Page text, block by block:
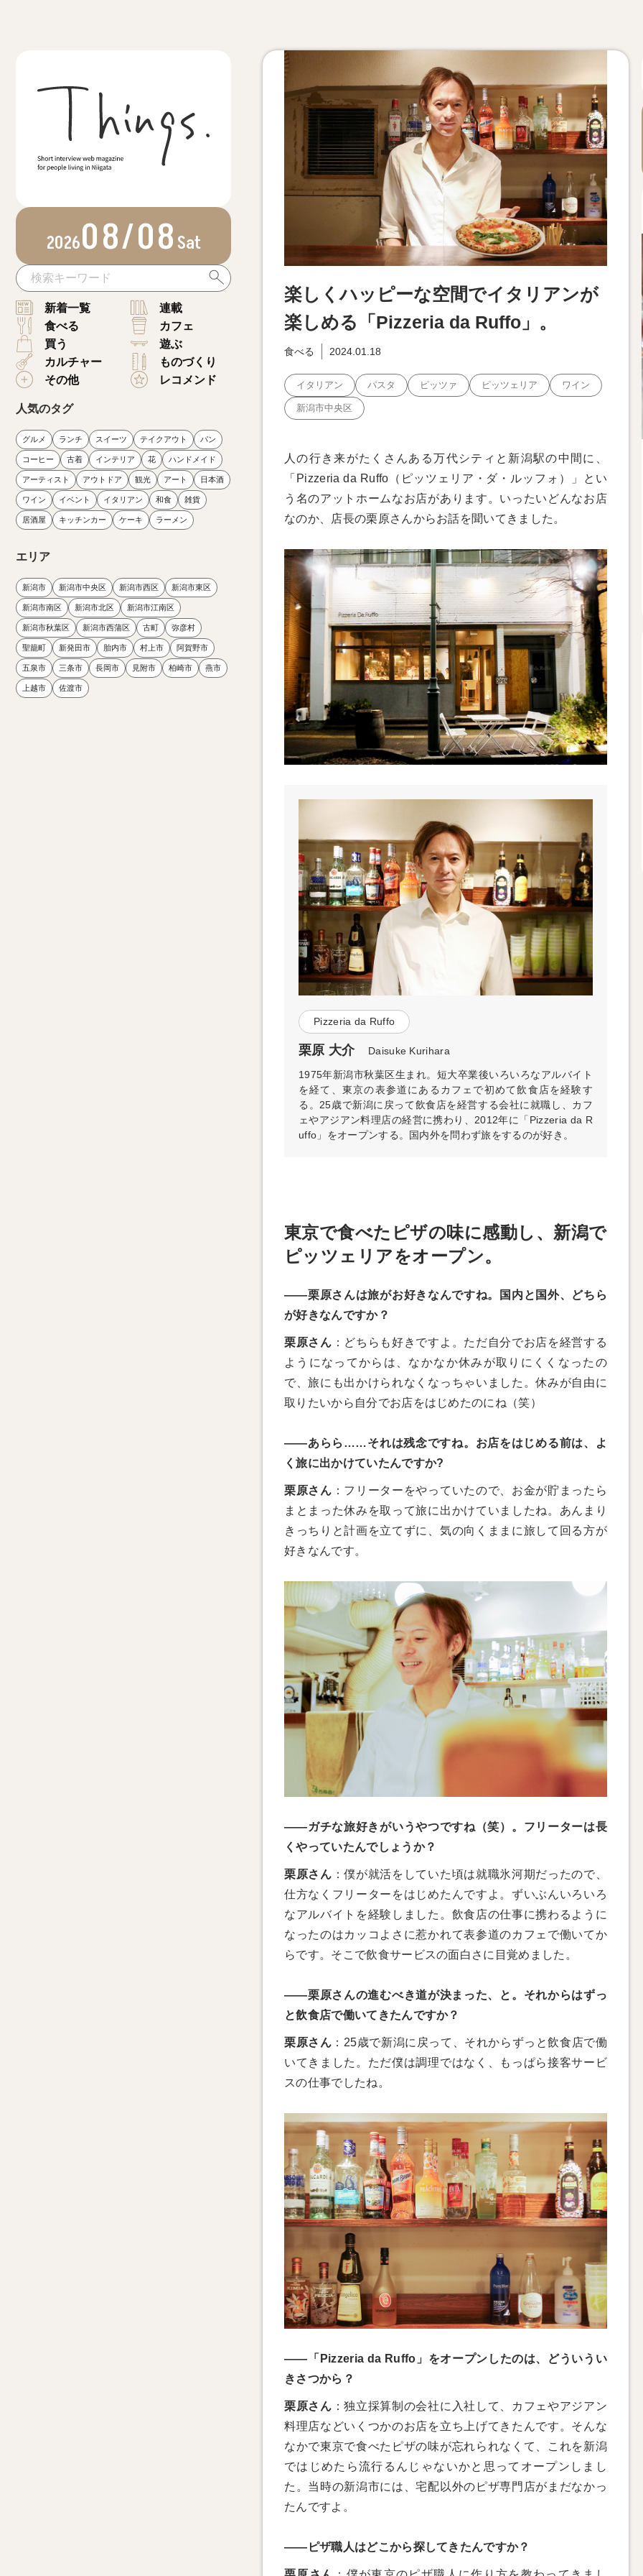
202608/08Sat
新着一覧
連載
食べる
カフェ
買う
遊ぶ
カルチャー
ものづくり
その他
レコメンド
人気のタグ
グルメ ランチ スイーツ テイクアウト パン
コーヒー 古着 インテリア 花 ハンドメイド
アーティスト アウトドア 観光 アート 日本酒
ワイン イベント イタリアン 和食 雑貨
居酒屋 キッチンカー ケーキ ラーメン
エリア
新潟市 新潟市中央区 新潟市西区 新潟市東区
新潟市南区 新潟市北区 新潟市江南区
新潟市秋葉区 新潟市西蒲区 古町 弥彦村
聖籠町 新発田市 胎内市 村上市 阿賀野市
五泉市 三条市 長岡市 見附市 柏崎市 燕市
上越市 佐渡市
楽しくハッピーな空間でイタリアンが
楽しめる「Pizzeria da Ruffo」。
食べる 2024.01.18
イタリアン パスタ ピッツァ ピッツェリア ワイン
新潟市中央区
人の行き来がたくさんある万代シティと新潟駅の中間に、
「Pizzeria da Ruffo（ピッツェリア・ダ・ルッフォ）」とい
う名のアットホームなお店があります。いったいどんなお店
なのか、店長の栗原さんからお話を聞いてきました。
Pizzeria da Ruffo
栗原 大介 Daisuke Kurihara
1975年新潟市秋葉区生まれ。短大卒業後いろいろなアルバイト
を経て、東京の表参道にあるカフェで初めて飲食店を経験す
る。25歳で新潟に戻って飲食店を経営する会社に就職し、カフ
ェやアジアン料理店の経営に携わり、2012年に「Pizzeria da R
uffo」をオープンする。国内外を問わず旅をするのが好き。
東京で食べたピザの味に感動し、新潟で
ピッツェリアをオープン。
——栗原さんは旅がお好きなんですね。国内と国外、どちら
が好きなんですか？
栗原さん ：どちらも好きですよ。ただ自分でお店を経営する
ようになってからは、なかなか休みが取りにくくなったの
で、旅にも出かけられなくなっちゃいました。休みが自由に
取りたいから自分でお店をはじめたのにね（笑）
——あらら……それは残念ですね。お店をはじめる前は、よ
く旅に出かけていたんですか?
栗原さん ：フリーターをやっていたので、お金が貯まったら
まとまった休みを取って旅に出かけていましたね。あんまり
きっちりと計画を立てずに、気の向くままに旅して回る方が
好きなんです。
——ガチな旅好きがいうやつですね（笑）。フリーターは長
くやっていたんでしょうか？
栗原さん ：僕が就活をしていた頃は就職氷河期だったので、
仕方なくフリーターをはじめたんですよ。ずいぶんいろいろ
なアルバイトを経験しました。飲食店の仕事に携わるように
なったのはカッコよさに惹かれて表参道のカフェで働いてか
らです。そこで飲食サービスの面白さに目覚めました。
——栗原さんの進むべき道が決まった、と。それからはずっ
と飲食店で働いてきたんですか？
栗原さん ：25歳で新潟に戻って、それからずっと飲食店で働
いてきました。ただ僕は調理ではなく、もっぱら接客サービ
スの仕事でしたね。
——「Pizzeria da Ruffo」をオープンしたのは、どういうい
きさつから？
栗原さん ：独立採算制の会社に入社して、カフェやアジアン
料理店などいくつかのお店を立ち上げてきたんです。そんな
なかで東京で食べたピザの味が忘れられなくて、これを新潟
ではじめたら流行るんじゃないかと思ってオープンしまし
た。当時の新潟市には、宅配以外のピザ専門店がまだなかっ
たんですよ。
——ピザ職人はどこから探してきたんですか？